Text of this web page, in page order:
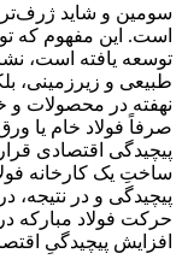
سومین و شاید
است. این مفهوم که
توسعه یافته است،
طبیعی و زیرزمینی،
نهفته در محصولات
صرفاً فولاد خام یا
پیچیدگی اقتصادی
ساختِ یک کارخانه
پیچیدگی و در
حرکت فولاد مبارکه
افزایش پیچیدگیِ